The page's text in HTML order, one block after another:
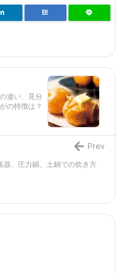
B!
違い、見分
の特徴は？
器、圧力鍋、土鍋での炊き方
Prev